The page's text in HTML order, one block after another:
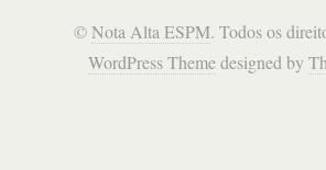
©Nota Alta ESPM. Todos os
WordPress Themedesigned by